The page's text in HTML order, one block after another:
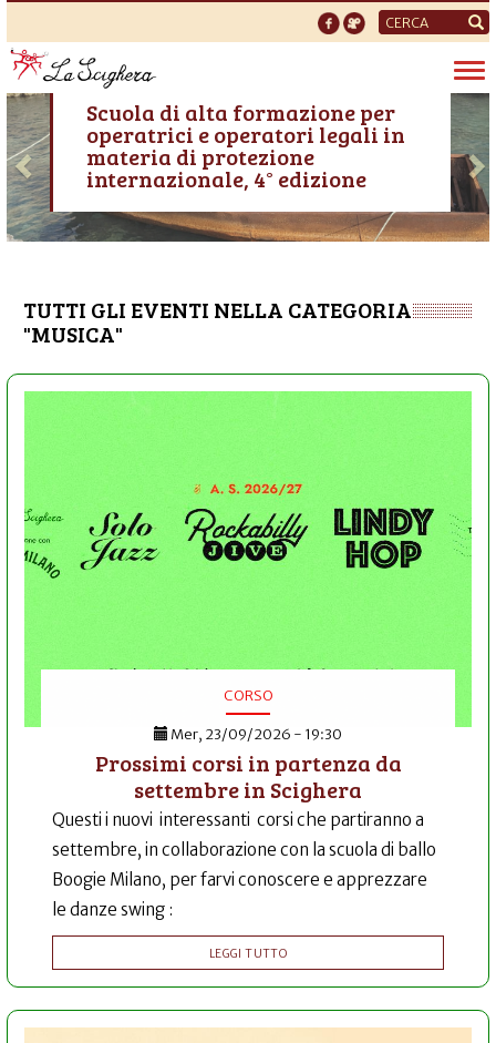
Form
di
ricerca
Scuola di alta formazione per
operatrici e operatori legali in
materia di protezione
internazionale, 4° edizione
Previous
TUTTI GLI EVENTI NELLA CATEGORIA
"MUSICA"
CORSO
Mer, 23/09/2026 - 19:30
Prossimi corsi in partenza da
settembre in Scighera
Questi i nuovi interessanti corsi che partiranno a
settembre, in collaborazione con la scuola di ballo
Boogie Milano, per farvi conoscere e apprezzare
le danze swing :
LEGGI TUTTO